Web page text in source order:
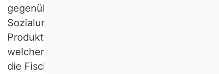
gegenüber Kunden vorlegen. Einem
Sozialunternehmen, das aus Meeresplastik
Produkte erzeugt, stellt sich die Frage,
welcher Partner welchen Wertanteil erhält:
die Fischer, Nonprofit-Organisationen vor